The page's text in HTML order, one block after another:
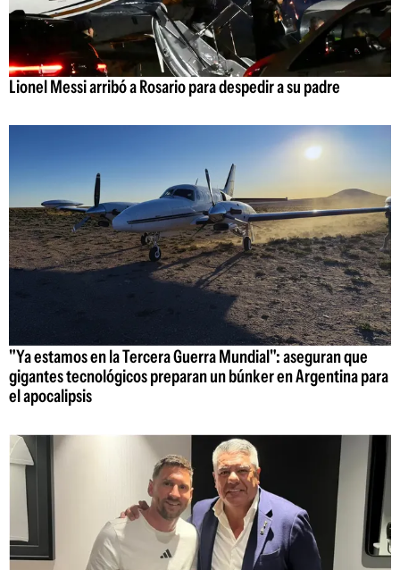
Lionel Messi arribó a Rosario para despedir a su padre
"Ya estamos en la Tercera Guerra Mundial": aseguran que
gigantes tecnológicos preparan un búnker en Argentina para
el apocalipsis